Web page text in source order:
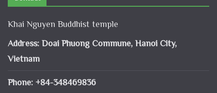
Khai Nguyen Buddhist temple
Address: Doai Phuong Commune, Hanoi City,
Vietnam
Phone: +84-348469836